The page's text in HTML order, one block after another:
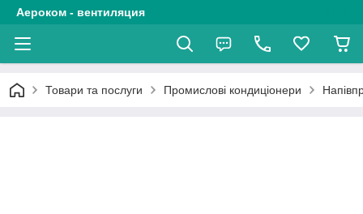
Аероком - вентиляция
Товари та послуги Промислові кондиціонери